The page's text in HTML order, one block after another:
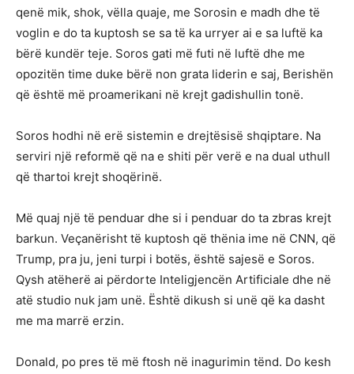
qenë mik, shok, vëlla quaje, me Sorosin e madh dhe të
voglin e do ta kuptosh se sa të ka urryer ai e sa luftë ka
bërë kundër teje. Soros gati më futi në luftë dhe me
opozitën time duke bërë non grata liderin e saj, Berishën
që është më proamerikani në krejt gadishullin tonë.
Soros hodhi në erë sistemin e drejtësisë shqiptare. Na
serviri një reformë që na e shiti për verë e na dual uthull
që thartoi krejt shoqërinë.
Më quaj një të penduar dhe si i penduar do ta zbras krejt
barkun. Veçanërisht të kuptosh që thënia ime në CNN, që
Trump, pra ju, jeni turpi i botës, është sajesë e Soros.
Qysh atëherë ai përdorte Inteligjencën Artificiale dhe në
atë studio nuk jam unë. Është dikush si unë që ka dasht
me ma marrë erzin.
Donald, po pres të më ftosh në inagurimin tënd. Do kesh